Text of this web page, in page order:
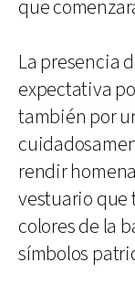
que
La presencia
expectativa
también por
rendir
vestuario que
colores de la
símbolos